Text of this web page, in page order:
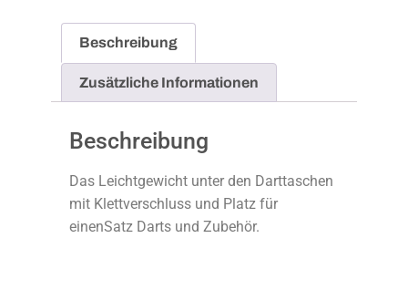
Beschreibung
Zusätzliche Informationen
Beschreibung
Das Leichtgewicht unter den Darttaschen
mit Klettverschluss und Platz für
einenSatz Darts und Zubehör.